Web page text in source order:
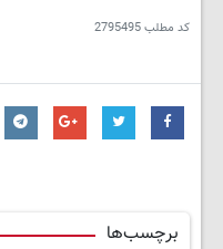
کد مطلب2795495
برچسب‌ها